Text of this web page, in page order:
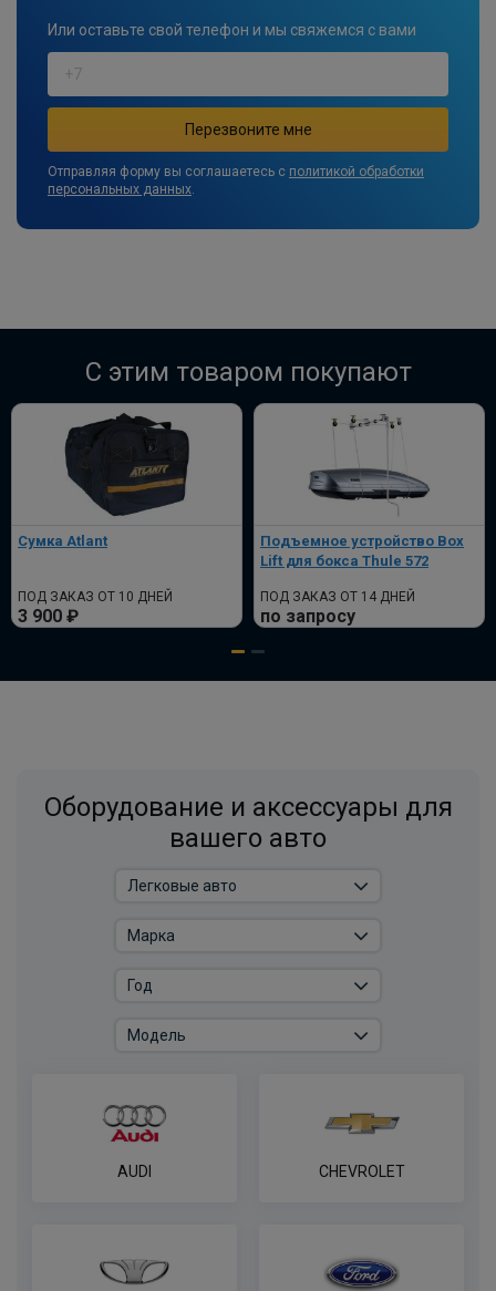
Или оставьте свой телефон и мы свяжемся с вами
Отправляя форму вы соглашаетесь с политикой обработки
персональных данных.
C этим товаром покупают
Сумка Atlant
ПОД ЗАКАЗ ОТ 10 ДНЕЙ
3 900 ₽
Подъемное устройство Box
Lift для бокса Thule 572
ПОД ЗАКАЗ ОТ 14 ДНЕЙ
по запросу
Оборудование и аксессуары для
вашего авто
AUDI CHEVROLET